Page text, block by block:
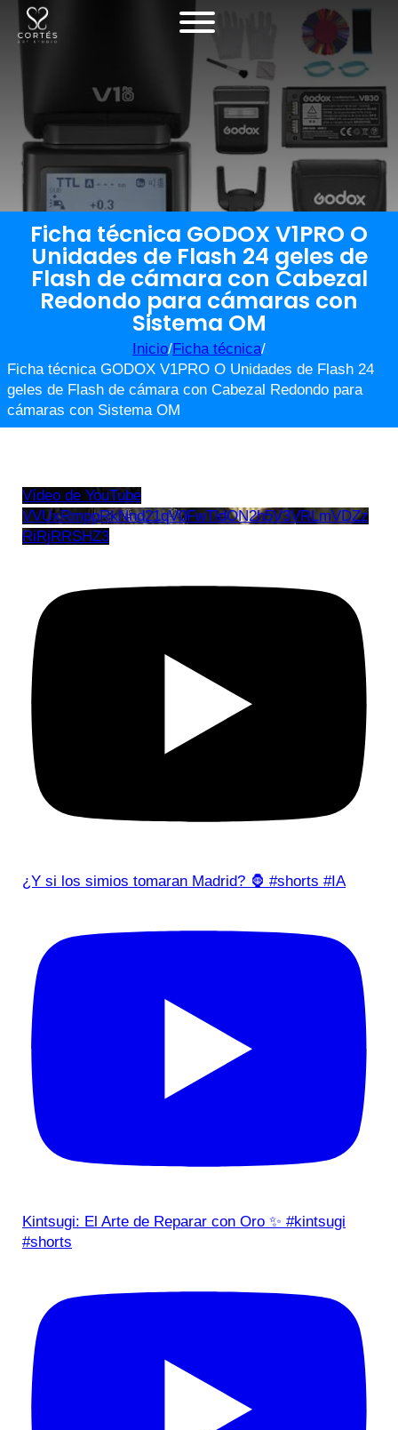
Ficha técnica GODOX V1PRO O
Unidades de Flash 24 geles de
Flash de cámara con Cabezal
Redondo para cámaras con
Sistema OM
Inicio/Ficha técnica/
Ficha técnica GODOX V1PRO O Unidades de Flash 24
geles de Flash de cámara con Cabezal Redondo para
cámaras con Sistema OM
Vídeo de YouTube
VVUxRmppRkNnd21qV0FwTldON2h5V3VRLmVDZz
RiRjRRSHZ3
¿Y si los simios tomaran Madrid? 🦍 #shorts #IA
Kintsugi: El Arte de Reparar con Oro ✨ #kintsugi
#shorts